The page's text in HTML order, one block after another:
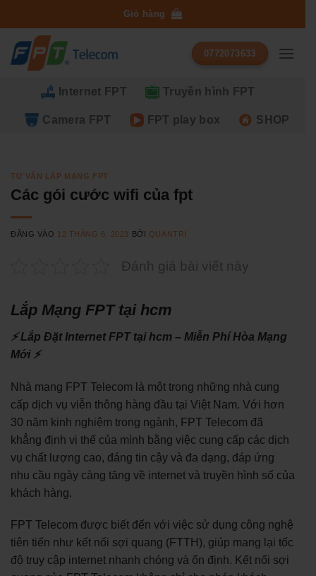
qua
dung
Giỏ hàng
0772073633
Internet FPT Truyền hình FPT
Camera FPT FPT play box SHOP
TƯ VẤN LẮP MẠNG FPT
Các gói cước wifi của fpt
ĐĂNG VÀO 12 THÁNG 6, 2023 BỞI QUANTRI
Đánh giá bài viết này
Lắp Mạng FPT tại hcm
⚡ Lắp Đặt Internet FPT tại hcm – Miễn Phí Hòa Mạng
Mới ⚡
Nhà mạng FPT Telecom là một trong những nhà cung
cấp dịch vụ viễn thông hàng đầu tại Việt Nam. Với hơn
30 năm kinh nghiệm trong ngành, FPT Telecom đã
khẳng định vị thế của mình bằng việc cung cấp các dịch
vụ chất lượng cao, đáng tin cậy và đa dạng, đáp ứng
nhu cầu ngày càng tăng về internet và truyền hình số của
khách hàng.
FPT Telecom được biết đến với việc sử dụng công nghệ
tiên tiến như kết nối sợi quang (FTTH), giúp mang lại tốc
độ truy cập internet nhanh chóng và ổn định. Kết nối sợi